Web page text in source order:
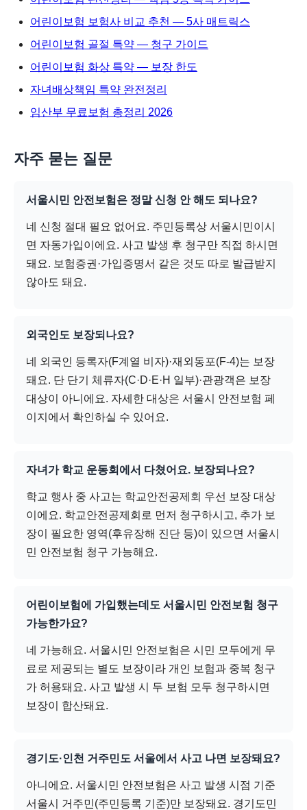
어린이보험 보험사 비교 추천 — 5사 매트릭스
어린이보험 골절 특약 — 청구 가이드
어린이보험 화상 특약 — 보장 한도
자녀배상책임 특약 완전정리
임산부 무료보험 총정리 2026
자주 묻는 질문
서울시민 안전보험은 정말 신청 안 해도 되나요?
네 신청 절대 필요 없어요. 주민등록상 서울시민이시
면 자동가입이에요. 사고 발생 후 청구만 직접 하시면
돼요. 보험증권·가입증명서 같은 것도 따로 발급받지
않아도 돼요.
외국인도 보장되나요?
네 외국인 등록자(F계열 비자)·재외동포(F-4)는 보장
돼요. 단 단기 체류자(C·D·E·H 일부)·관광객은 보장
대상이 아니에요. 자세한 대상은 서울시 안전보험 페
이지에서 확인하실 수 있어요.
자녀가 학교 운동회에서 다쳤어요. 보장되나요?
학교 행사 중 사고는 학교안전공제회 우선 보장 대상
이에요. 학교안전공제회로 먼저 청구하시고, 추가 보
장이 필요한 영역(후유장해 진단 등)이 있으면 서울시
민 안전보험 청구 가능해요.
어린이보험에 가입했는데도 서울시민 안전보험 청구
가능한가요?
네 가능해요. 서울시민 안전보험은 시민 모두에게 무
료로 제공되는 별도 보장이라 개인 보험과 중복 청구
가 허용돼요. 사고 발생 시 두 보험 모두 청구하시면
보장이 합산돼요.
경기도·인천 거주민도 서울에서 사고 나면 보장돼요?
아니에요. 서울시민 안전보험은 사고 발생 시점 기준
서울시 거주민(주민등록 기준)만 보장돼요. 경기도민